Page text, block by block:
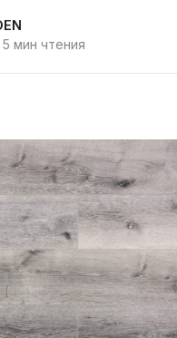
5 мин чтения